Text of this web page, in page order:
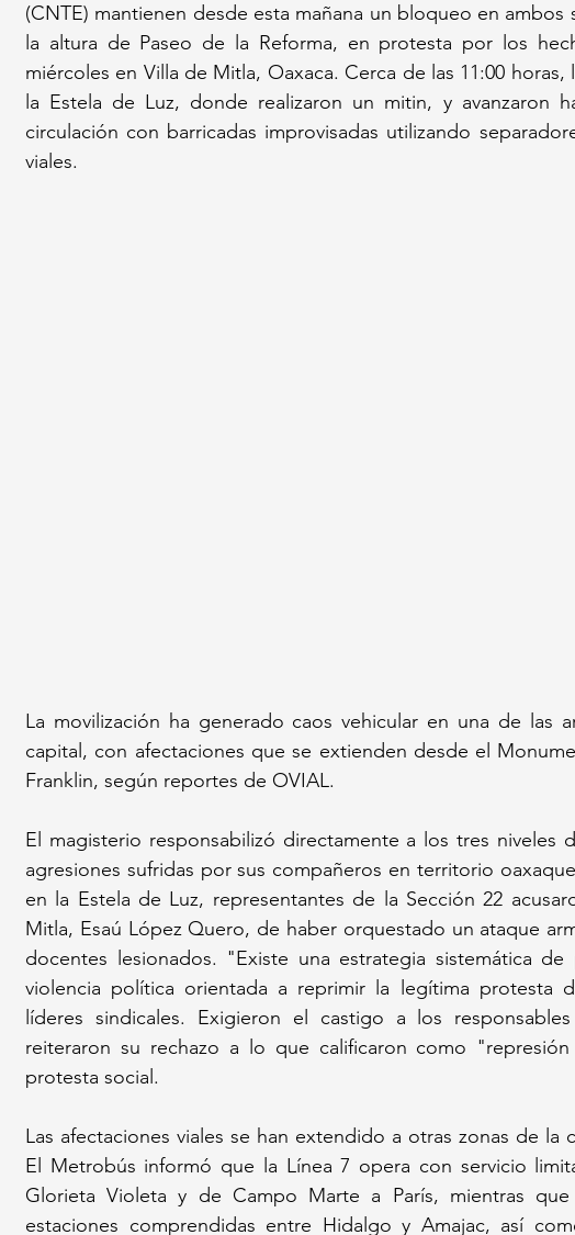
(CNTE) mantienen desde esta mañana un bloqueo en
la altura de Paseo de la Reforma, en protesta por los
miércoles en Villa de Mitla, Oaxaca. Cerca de las 11:00
la Estela de Luz, donde realizaron un mitin, y avanzaron
circulación con barricadas improvisadas utilizando
viales.
La movilización ha generado caos vehicular en una de las
capital, con afectaciones que se extienden desde el
Franklin, según reportes de OVIAL.
El magisterio responsabilizó directamente a los tres niveles
agresiones sufridas por sus compañeros en territorio
en la Estela de Luz, representantes de la Sección 22
Mitla, Esaú López Quero, de haber orquestado un ataque
docentes lesionados. "Existe una estrategia sistemática
violencia política orientada a reprimir la legítima protesta
líderes sindicales. Exigieron el castigo a los
reiteraron su rechazo a lo que calificaron como
protesta social.
Las afectaciones viales se han extendido a otras zonas de la
El Metrobús informó que la Línea 7 opera con servicio
Glorieta Violeta y de Campo Marte a París, mientras
estaciones comprendidas entre Hidalgo y Amajac, así